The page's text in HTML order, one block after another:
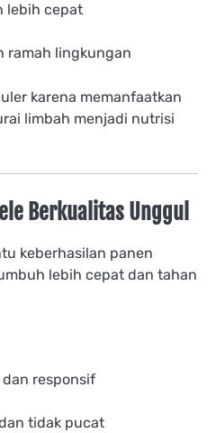
lebih cepat
ramah lingkungan
karena memanfaatkan
limbah menjadi nutrisi
Berkualitas Unggul
keberhasilan panen
lebih cepat dan tahan
dan responsif
tidak pucat